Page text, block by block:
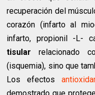
recuperación del
corazón (infarto al
infarto, propionil -L-
tisular relacionado
(isquemia), sino que
Los efectos